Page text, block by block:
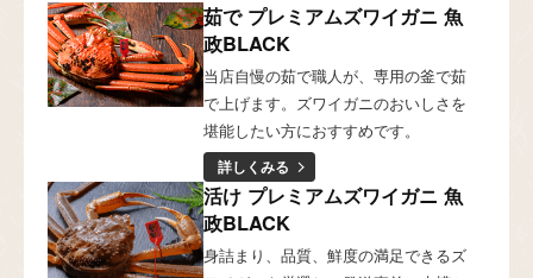
茹で プレミアムズワイガニ 魚
政BLACK
当店自慢の茹で職人が、専用の釜で茹
で上げます。ズワイガニのおいしさを
堪能したい方におすすめです。
詳しくみる
活け プレミアムズワイガニ 魚
政BLACK
身詰まり、品質、鮮度の満足できるズ